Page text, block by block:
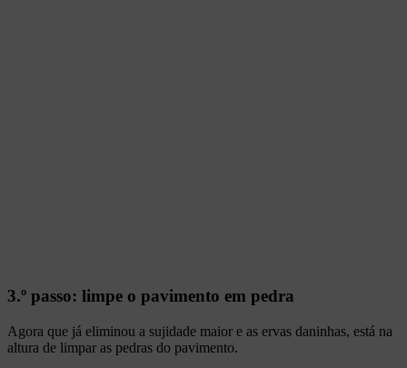
3.º passo: limpe o pavimento em pedra
Agora que já eliminou a sujidade maior e as ervas daninhas, está na
altura de limpar as pedras do pavimento.